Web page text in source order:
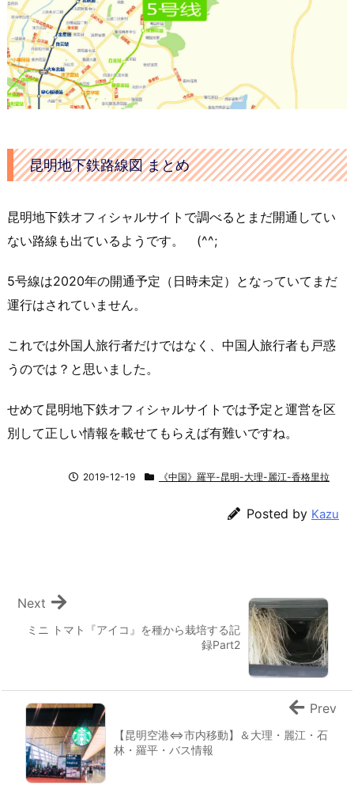
昆明地下鉄路線図 まとめ
昆明地下鉄オフィシャルサイトで調べるとまだ開通してい
ない路線も出ているようです。 (^^;
5号線は2020年の開通予定（日時未定）となっていてまだ
運行はされていません。
これでは外国人旅行者だけではなく、中国人旅行者も戸惑
うのでは？と思いました。
せめて昆明地下鉄オフィシャルサイトでは予定と運営を区
別して正しい情報を載せてもらえば有難いですね。
2019-12-19 《中国》羅平-昆明-大理-麗江-香格里拉
Posted by Kazu
ミニ トマト『アイコ』を種から栽培する記
録Part2
Next
【昆明空港⇔市内移動】＆大理・麗江・石
林・羅平・バス情報
Prev